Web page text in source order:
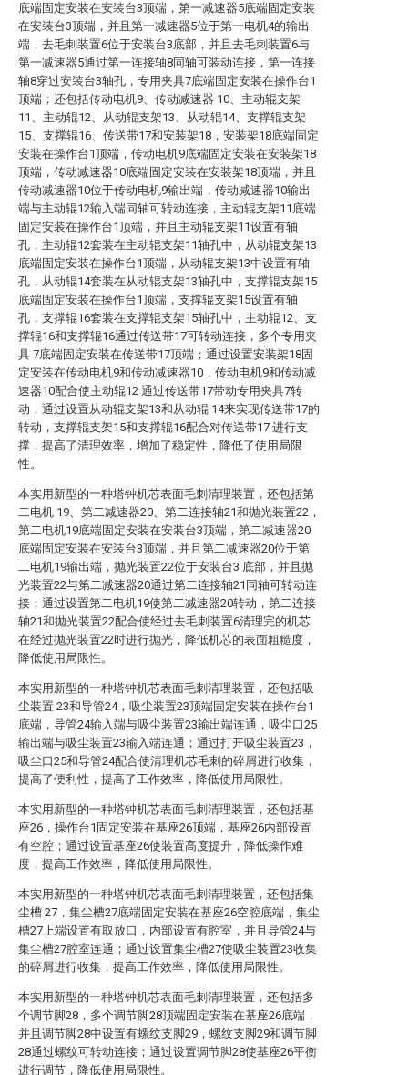
底端固定安装在安装台3顶端，第一减速器5底端固定安装
在安装台3顶端，并且第一减速器5位于第一电机4的输出
端，去毛刺装置6位于安装台3底部，并且去毛刺装置6与
第一减速器5通过第一连接轴8同轴可装动连接，第一连接
轴8穿过安装台3轴孔，专用夹具7底端固定安装在操作台1
顶端；还包括传动电机9、传动减速器 10、主动辊支架
11、主动辊12、从动辊支架13、从动辊14、支撑辊支架
15、支撑辊16、传送带17和安装架18，安装架18底端固定
安装在操作台1顶端，传动电机9底端固定安装在安装架18
顶端，传动减速器10底端固定安装在安装架18顶端，并且
传动减速器10位于传动电机9输出端，传动减速器10输出
端与主动辊12输入端同轴可转动连接，主动辊支架11底端
固定安装在操作台1顶端，并且主动辊支架11设置有轴
孔，主动辊12套装在主动辊支架11轴孔中，从动辊支架13
底端固定安装在操作台1顶端，从动辊支架13中设置有轴
孔，从动辊14套装在从动辊支架13轴孔中，支撑辊支架15
底端固定安装在操作台1顶端，支撑辊支架15设置有轴
孔，支撑辊16套装在支撑辊支架15轴孔中，主动辊12、支
撑辊16和支撑辊16通过传送带17可转动连接，多个专用夹
具 7底端固定安装在传送带17顶端；通过设置安装架18固
定安装在传动电机9和传动减速器10，传动电机9和传动减
速器10配合使主动辊12 通过传送带17带动专用夹具7转
动，通过设置从动辊支架13和从动辊 14来实现传送带17的
转动，支撑辊支架15和支撑辊16配合对传送带17 进行支
撑，提高了清理效率，增加了稳定性，降低了使用局限
性。
本实用新型的一种塔钟机芯表面毛刺清理装置，还包括第
二电机 19、第二减速器20、第二连接轴21和抛光装置22，
第二电机19底端固定安装在安装台3顶端，第二减速器20
底端固定安装在安装台3顶端，并且第二减速器20位于第
二电机19输出端，抛光装置22位于安装台3 底部，并且抛
光装置22与第二减速器20通过第二连接轴21同轴可转动连
接；通过设置第二电机19使第二减速器20转动，第二连接
轴21和抛光装置22配合使经过去毛刺装置6清理完的机芯
在经过抛光装置22时进行抛光，降低机芯的表面粗糙度，
降低使用局限性。
本实用新型的一种塔钟机芯表面毛刺清理装置，还包括吸
尘装置 23和导管24，吸尘装置23顶端固定安装在操作台1
底端，导管24输入端与吸尘装置23输出端连通，吸尘口25
输出端与吸尘装置23输入端连通；通过打开吸尘装置23，
吸尘口25和导管24配合使清理机芯毛刺的碎屑进行收集，
提高了便利性，提高了工作效率，降低使用局限性。
本实用新型的一种塔钟机芯表面毛刺清理装置，还包括基
座26，操作台1固定安装在基座26顶端，基座26内部设置
有空腔；通过设置基座26使装置高度提升，降低操作难
度，提高工作效率，降低使用局限性。
本实用新型的一种塔钟机芯表面毛刺清理装置，还包括集
尘槽 27，集尘槽27底端固定安装在基座26空腔底端，集尘
槽27上端设置有取放口，内部设置有腔室，并且导管24与
集尘槽27腔室连通；通过设置集尘槽27使吸尘装置23收集
的碎屑进行收集，提高工作效率，降低使用局限性。
本实用新型的一种塔钟机芯表面毛刺清理装置，还包括多
个调节脚28，多个调节脚28顶端固定安装在基座26底端，
并且调节脚28中设置有螺纹支脚29，螺纹支脚29和调节脚
28通过螺纹可转动连接；通过设置调节脚28使基座26平衡
进行调节，降低使用局限性。